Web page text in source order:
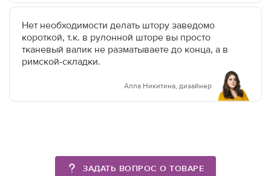
Нет необходимости делать штору заведомо
короткой, т.к. в рулонной шторе вы просто
тканевый валик не разматываете до конца, а в
римской-складки.
Алла Никитина, дизайнер
ЗАДАТЬ ВОПРОС О ТОВАРЕ